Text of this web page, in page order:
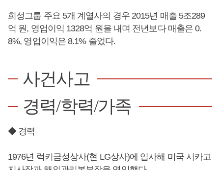
희성그룹 주요 5개 계열사의 경우 2015년 매출 5조289
억 원, 영업이익 1328억 원을 내며 전년보다 매출은 0.
8%, 영업이익은 8.1% 줄었다.
사건사고
경력/학력/가족
◆ 경력
1976년 럭키금성상사(현 LG상사)에 입사해 미국 시카고